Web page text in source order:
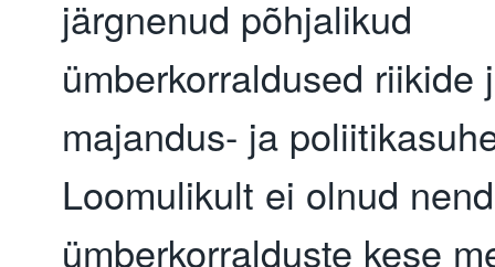
järgnenud põhjalikud
ümberkorraldused riikide
majandus- ja
Loomulikult ei olnud
ümberkorralduste kese